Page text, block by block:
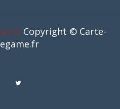
Copyright © Carte-